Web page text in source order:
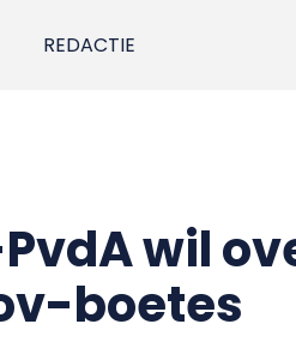
REDACTIE
wil
boetes